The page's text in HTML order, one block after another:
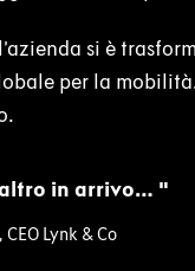
si è
per la
in arrivo…
Lynk & Co